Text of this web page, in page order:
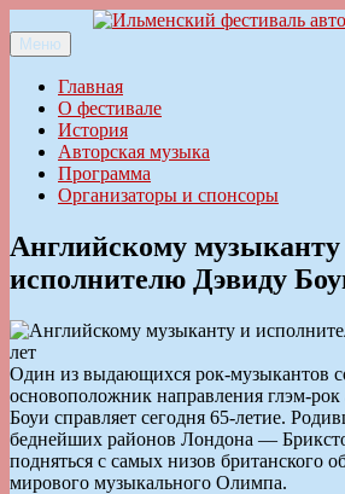
к
содержимому
Ильменский фестиваль авторской песни
Меню
Главная
О фестивале
История
Авторская музыка
Программа
Организаторы и спонсоры
Английскому
исполнителю Дэвиду
Один из выдающихся рок-музыкантов
основоположник направления глэм-
Боуи справляет сегодня 65-летие.
беднейших районов Лондона —
подняться с самых низов британского
мирового музыкального Олимпа.